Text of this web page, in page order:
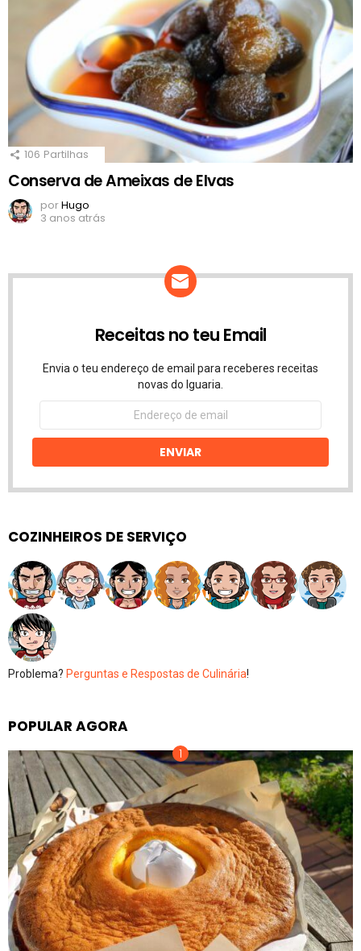
106 Partilhas
Conserva de Ameixas de Elvas
porHugo
3 anos atrás
Receitas no teu Email
Envia o teu endereço de email para receberes receitas
novas do Iguaria.
Endereço
email
ENVIAR
COZINHEIROS DE SERVIÇO
Problema? Perguntas e Respostas de Culinária!
POPULAR AGORA